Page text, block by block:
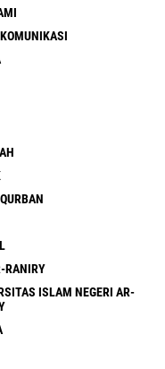
RANIRY
ISLAM NEGERI AR-